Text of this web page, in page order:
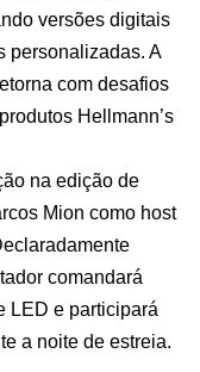
versões digitais
personalizadas. A
com desafios
Hellmann’s
na edição de
Mion como host
comandará
LED e participará
a noite de estreia.